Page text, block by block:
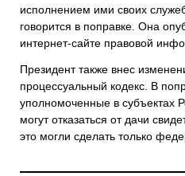
исполнением ими своих
говорится в поправке. Она
интернет-сайте правовой
Президент также внес
процессуальный кодекс. В
уполномоченные в субъектах
могут отказаться от дачи
это могли сделать только